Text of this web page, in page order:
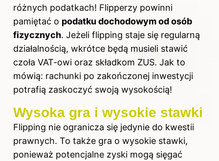
różnych podatkach! Flipperzy powinni
pamiętać o podatku dochodowym od osób
fizycznych. Jeżeli flipping staje się regularną
działalnością, wkrótce będą musieli stawić
czoła VAT-owi oraz składkom ZUS. Jak to
mówią: rachunki po zakończonej inwestycji
potrafią zaskoczyć swoją wysokością!
Wysoka gra i wysokie stawki
Flipping nie ogranicza się jedynie do kwestii
prawnych. To także gra o wysokie stawki,
ponieważ potencjalne zyski mogą sięgać